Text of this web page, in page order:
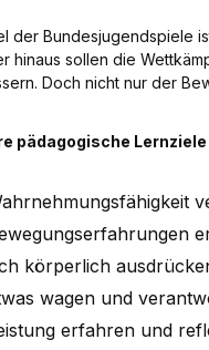
der Bundesjugendspiele
hinaus sollen die
Doch nicht nur der
pädagogische Lernziele
körperlich
wagen und
erfahren und